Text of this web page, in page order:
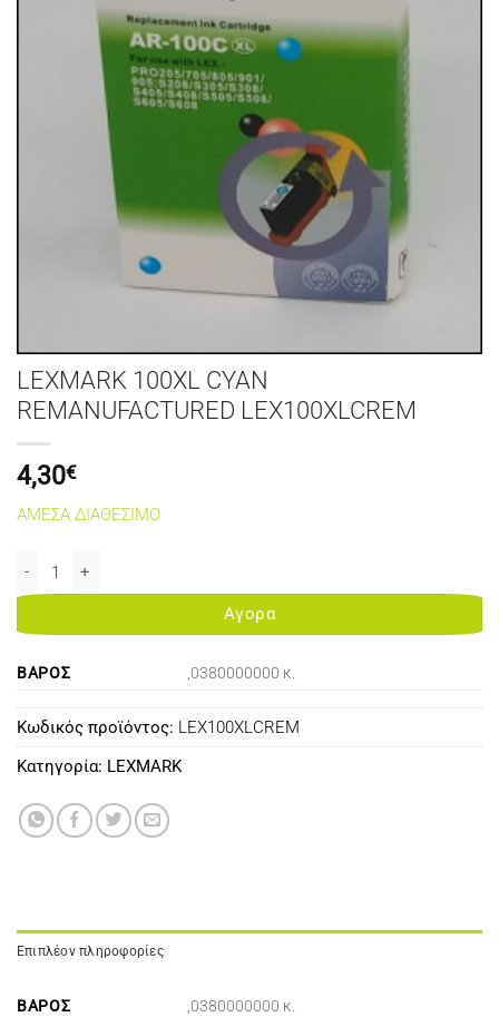
LEXMARK 100XL CYAN
REMANUFACTURED LEX100XLCREM
4,30€
ΑΜΕΣΑ ΔΙΑΘΕΣΙΜΟ
LEXMARK 100XL CYAN REMANUFACTURED LEX100XLCREM
Αγορα
ΒΆΡΟΣ ,0380000000 κ.
Κωδικός προϊόντος: LEX100XLCREM
Κατηγορία: LEXMARK
Επιπλέον πληροφορίες
ΒΆΡΟΣ ,0380000000 κ.